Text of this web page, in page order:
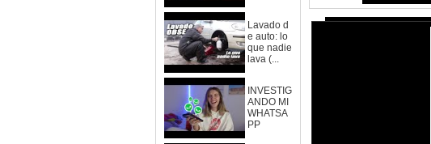
Lavado d
e auto: lo
que nadie
lava (...
INVESTIG
ANDO MI
WHATSA
PP